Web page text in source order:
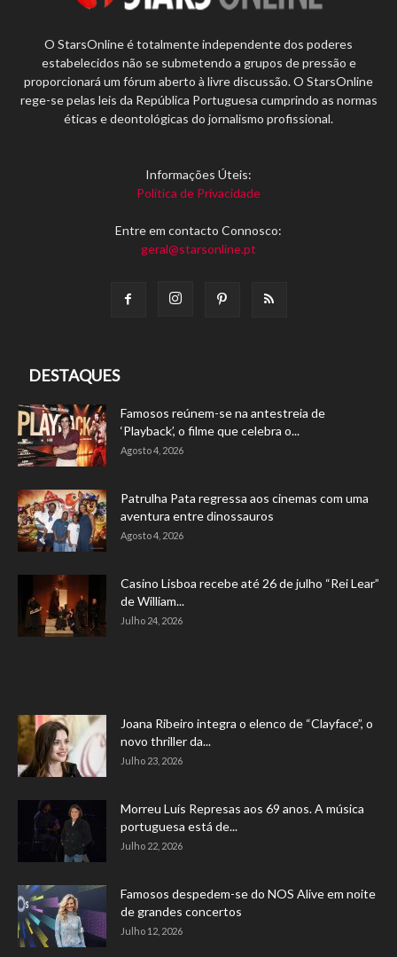
O StarsOnline é totalmente independente dos poderes
estabelecidos não se submetendo a grupos de pressão e
proporcionará um fórum aberto à livre discussão. O StarsOnline
rege-se pelas leis da República Portuguesa cumprindo as normas
éticas e deontológicas do jornalismo profissional.
Informações Úteis:
Política de Privacidade
Entre em contacto Connosco:
geral@starsonline.pt
DESTAQUES
Famosos reúnem-se na antestreia de
‘Playback’, o filme que celebra o...
Agosto 4, 2026
Patrulha Pata regressa aos cinemas com uma
aventura entre dinossauros
Agosto 4, 2026
Casino Lisboa recebe até 26 de julho “Rei Lear”
de William...
Julho 24, 2026
Joana Ribeiro integra o elenco de “Clayface”, o
novo thriller da...
Julho 23, 2026
Morreu Luís Represas aos 69 anos. A música
portuguesa está de...
Julho 22, 2026
Famosos despedem-se do NOS Alive em noite
de grandes concertos
Julho 12, 2026